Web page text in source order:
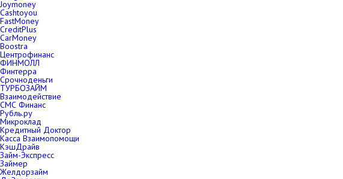
Joymoney
Cashtoyou
FastMoney
CreditPlus
CarMoney
Boostra
Центрофинанс
ФИНМОЛЛ
Финтерра
Срочноденьги
ТУРБОЗАЙМ
Взаимодействие
СМС Финанс
Рубль.ру
Микроклад
Кредитный Доктор
Касса Взаимопомощи
КэшДрайв
Займ-Экспресс
Займер
Желдорзайм